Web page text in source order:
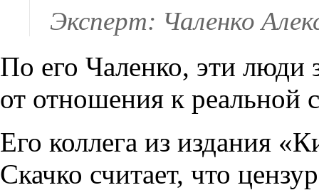
Эксперт: Чаленко
По его Чаленко, эти люди
от отношения к реальной
Его коллега из издания
Скачко считает, что